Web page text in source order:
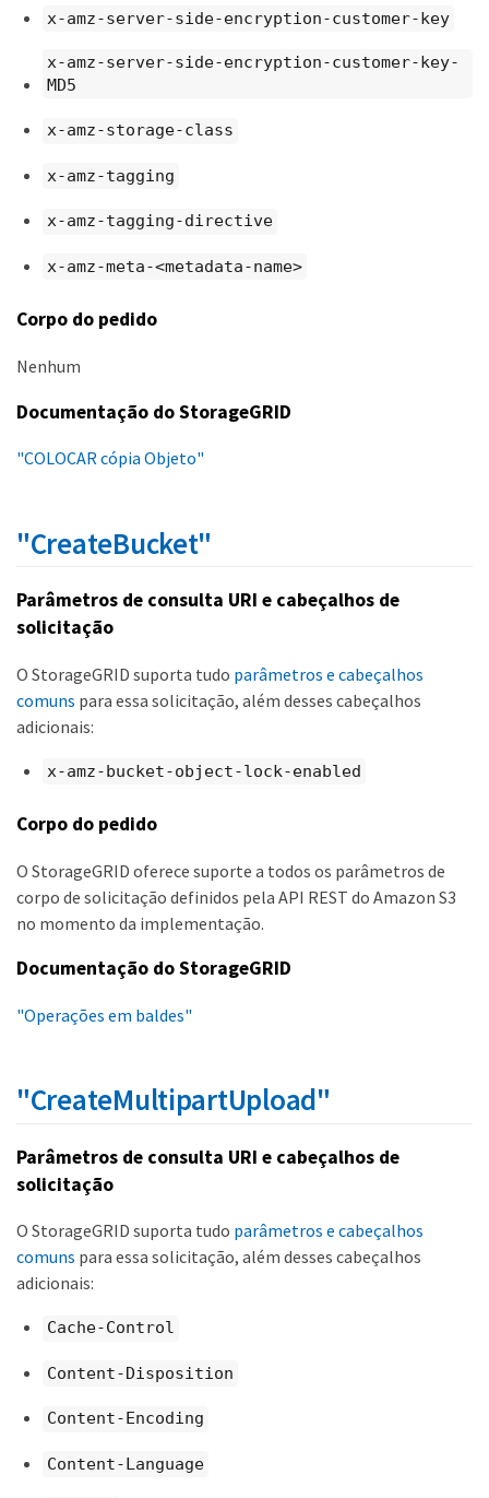
x-amz-server-side-encryption-customer-key
x-amz-server-side-encryption-customer-key-
MD5
x-amz-storage-class
x-amz-tagging
x-amz-tagging-directive
x-amz-meta-<metadata-name>
Corpo do pedido
Nenhum
Documentação do StorageGRID
"COLOCAR cópia Objeto"
"CreateBucket"
Parâmetros de consulta URI e cabeçalhos de
solicitação
O StorageGRID suporta tudo parâmetros e cabeçalhos
comuns para essa solicitação, além desses cabeçalhos
adicionais:
x-amz-bucket-object-lock-enabled
Corpo do pedido
O StorageGRID oferece suporte a todos os parâmetros de
corpo de solicitação definidos pela API REST do Amazon S3
no momento da implementação.
Documentação do StorageGRID
"Operações em baldes"
"CreateMultipartUpload"
Parâmetros de consulta URI e cabeçalhos de
solicitação
O StorageGRID suporta tudo parâmetros e cabeçalhos
comuns para essa solicitação, além desses cabeçalhos
adicionais:
Cache-Control
Content-Disposition
Content-Encoding
Content-Language